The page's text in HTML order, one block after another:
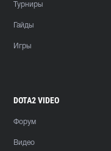
Турниры
Гайды
Игры
DOTA2 VIDEO
Форум
Видео